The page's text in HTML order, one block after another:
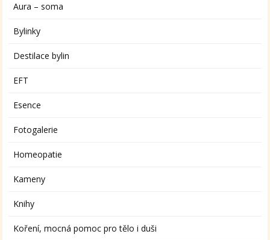
Aura – soma
Bylinky
Destilace bylin
EFT
Esence
Fotogalerie
Homeopatie
Kameny
Knihy
Koření, mocná pomoc pro tělo i duši